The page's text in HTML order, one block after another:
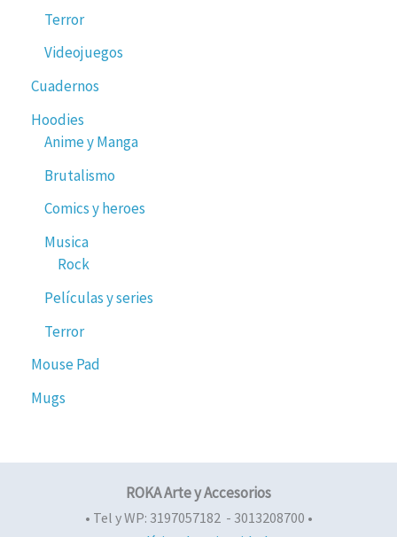
Terror
Videojuegos
Cuadernos
Hoodies
Anime y Manga
Brutalismo
Comics y heroes
Musica
Rock
Películas y series
Terror
Mouse Pad
Mugs
ROKA Arte y Accesorios
• Tel y WP: 3197057182 - 3013208700 •